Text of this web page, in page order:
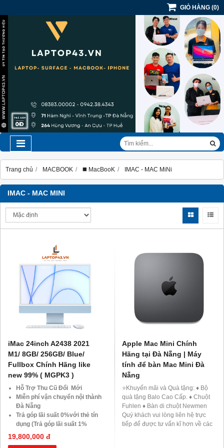
GIỎ HÀNG (0)
Trang chủ MACBOOK ◼️ MacBooK IMAC - MAC MiNi
IMAC - MAC MINI
iMac 24inch A2438 2021
M1/ 8GB/ 256GB/ Blue/
Fullbox Chính Hãng like
new 99% ( MGPK3 )
Hỗ Trợ Thu Cũ Đổi Mới
Miễn phí vận chuyển nội thành
Đà Nẵng
Trả góp lãi suất 0%với thẻ tín
dụng (Trả góp lãi suất 1%
HDsaison - chỉ cần CMND
BLX hoặc hộ khẩu gốc )
19,800,000 đ
Apple Mac Mini Chính
Hãng tại Đà Nẵng | Máy
tính để bàn Mac Mini Đà
Nẵng
⭐️Khuyến mãi và Quà tặng: ♦ Bộ
quà tặng Balo Cao Cấp. ♦ Chuột
Fuhlen ♦ Bàn di chuột Newmen
Quý khách vui lòng liên hệ trực
tiếp để được tư vấn kĩ hơn về các